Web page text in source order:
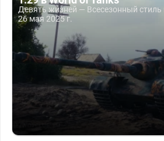
Девять жизней — Всесезонный
26 мая 2025 г.